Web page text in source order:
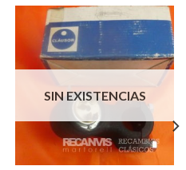
SIN EXISTENCIAS